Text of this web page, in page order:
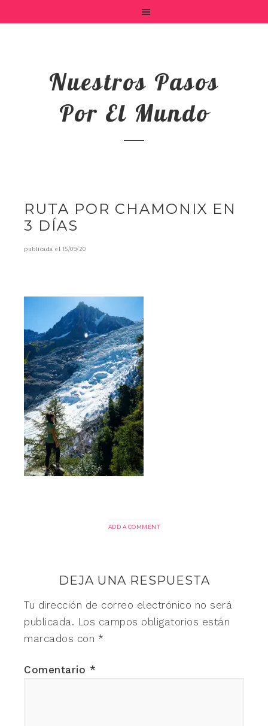
Nuestros Pasos
Por El Mundo
RUTA POR CHAMONIX EN
3 DÍAS
publicada el15/09/20
ADD A COMMENT
DEJA UNA RESPUESTA
Tu dirección de correo electrónico no será
publicada. Los campos obligatorios están
marcados con *
Comentario *